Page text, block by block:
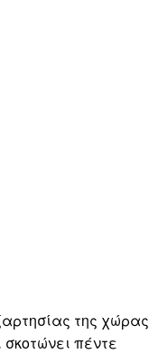
της χώρας
πέντε